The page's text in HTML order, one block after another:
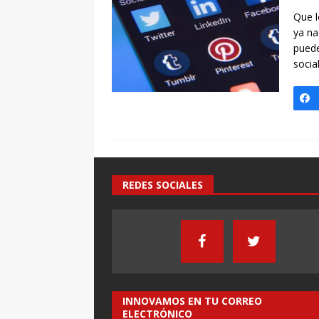
[ 7 enero, 2025 ]
Primaria Prof. Heliodoro
Que
ya
REDES SOCIALES
INNOVAMOS EN TU CORREO
ELECTRÓNICO